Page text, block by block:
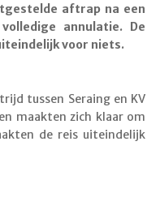
aftrap na een
annulatie. De
voor niets.
tussen Seraing en KV
maakten zich klaar om
de reis uiteindelijk